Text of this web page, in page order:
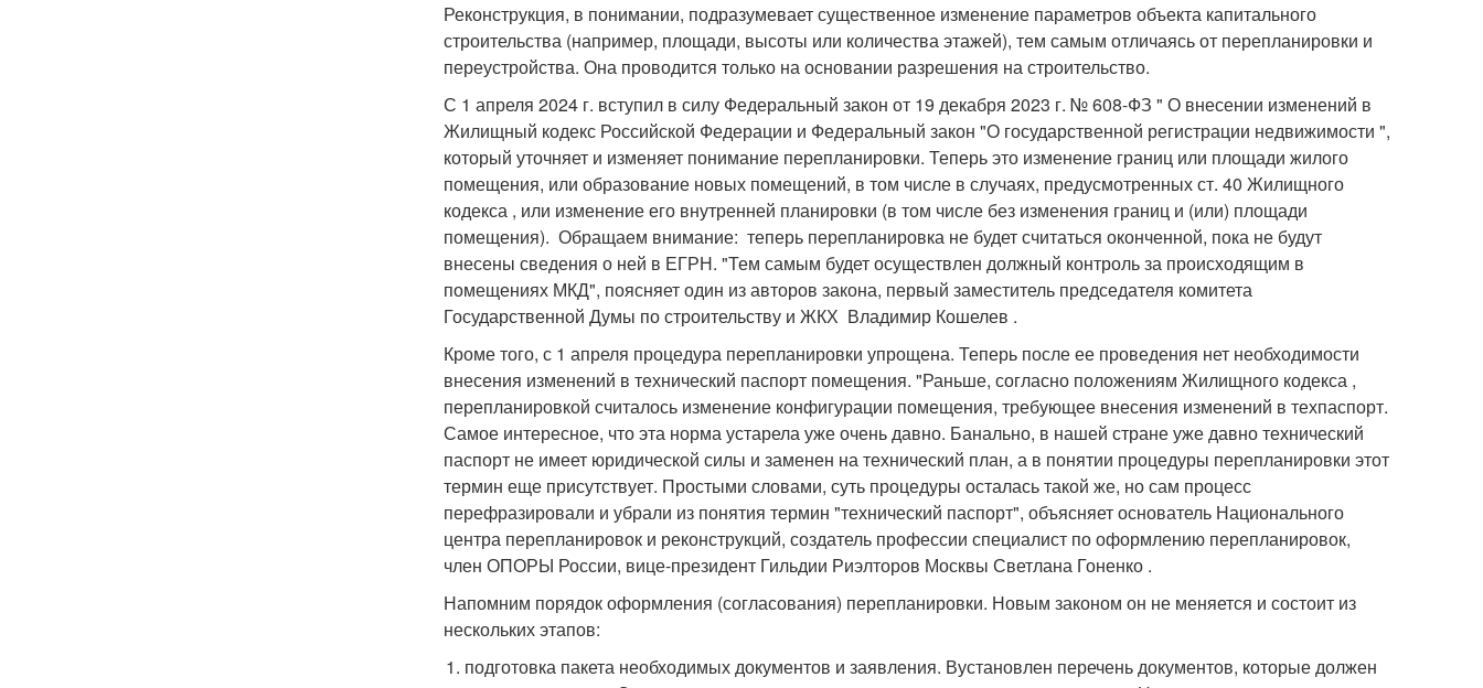
Реконструкция, в понимании, подразумевает существенное изменение параметров объекта капитального
строительства (например, площади, высоты или количества этажей), тем самым отличаясь от перепланировки и
переустройства. Она проводится только на основании разрешения на строительство.
С 1 апреля 2024 г. вступил в силу Федеральный закон от 19 декабря 2023 г. № 608-ФЗ " О внесении изменений в
Жилищный кодекс Российской Федерации и Федеральный закон "О государственной регистрации недвижимости ",
который уточняет и изменяет понимание перепланировки. Теперь это изменение границ или площади жилого
помещения, или образование новых помещений, в том числе в случаях, предусмотренных ст. 40 Жилищного
кодекса , или изменение его внутренней планировки (в том числе без изменения границ и (или) площади
помещения). Обращаем внимание: теперь перепланировка не будет считаться оконченной, пока не будут
внесены сведения о ней в ЕГРН. "Тем самым будет осуществлен должный контроль за происходящим в
помещениях МКД", поясняет один из авторов закона, первый заместитель председателя комитета
Государственной Думы по строительству и ЖКХ Владимир Кошелев .
Кроме того, с 1 апреля процедура перепланировки упрощена. Теперь после ее проведения нет необходимости
внесения изменений в технический паспорт помещения. "Раньше, согласно положениям Жилищного кодекса ,
перепланировкой считалось изменение конфигурации помещения, требующее внесения изменений в техпаспорт.
Самое интересное, что эта норма устарела уже очень давно. Банально, в нашей стране уже давно технический
паспорт не имеет юридической силы и заменен на технический план, а в понятии процедуры перепланировки этот
термин еще присутствует. Простыми словами, суть процедуры осталась такой же, но сам процесс
перефразировали и убрали из понятия термин "технический паспорт", объясняет основатель Национального
центра перепланировок и реконструкций, создатель профессии специалист по оформлению перепланировок,
член ОПОРЫ России, вице-президент Гильдии Риэлторов Москвы Светлана Гоненко .
Напомним порядок оформления (согласования) перепланировки. Новым законом он не меняется и состоит из
нескольких этапов:
подготовка пакета необходимых документов и заявления. Вустановлен перечень документов, которые должен